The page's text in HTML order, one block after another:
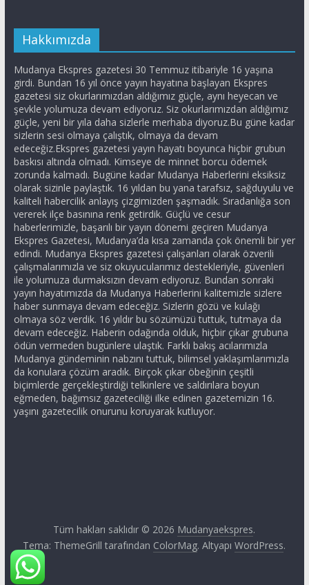
Hakkımızda
Mudanya Ekspres gazetesi 30 Temmuz itibariyle 16 yaşına
girdi. Bundan 16 yıl önce yayın hayatına başlayan Ekspres
gazetesi siz okurlarımızdan aldığımız güçle, aynı heyecan ve
şevkle yolumuza devam ediyoruz. Siz okurlarımızdan aldığımız
güçle, yeni bir yıla daha sizlerle merhaba diyoruz.Bu güne kadar
sizlerin sesi olmaya çalıştık, olmaya da devam
edeceğiz.Ekspres gazetesi yayın hayatı boyunca hiçbir grubun
baskısı altında olmadı. Kimseye de minnet borcu ödemek
zorunda kalmadı. Bugüne kadar Mudanya Haberlerini eksiksiz
olarak sizinle paylaştık. 16 yıldan bu yana tarafsız, sağduyulu ve
kaliteli habercilik anlayış çizgimizden şaşmadık. Sıradanlığa son
vererek ilçe basınına renk getirdik. Güçlü ve cesur
haberlerimizle, başarılı bir yayın dönemi geçiren Mudanya
Ekspres Gazetesi, Mudanya’da kısa zamanda çok önemli bir yer
edindi. Mudanya Ekspres gazetesi çalışanları olarak özverili
çalışmalarımızla ve siz okuyucularımız destekleriyle, güvenleri
ile yolumuza durmaksızın devam ediyoruz. Bundan sonraki
yayın hayatımızda da Mudanya Haberlerini kalitemizle sizlere
haber sunmaya devam edeceğiz. Sizlerin gözü ve kulağı
olmaya söz verdik. 16 yıldır bu sözümüzü tuttuk, tutmaya da
devam edeceğiz. Haberin odağında olduk, hiçbir çıkar grubuna
ödün vermeden bugünlere ulaştık. Farklı bakış acılarımızla
Mudanya gündeminin nabzını tuttuk, bilimsel yaklaşımlarımızla
da konulara çözüm aradık. Birçok çıkar öbeğinin çeşitli
biçimlerde gerçekleştirdiği telkinlere ve saldırılara boyun
eğmeden, bağımsız gazeteciliği ilke edinen gazetemizin 16.
yaşını gazetecilik onurunu koruyarak kutluyor.
Tüm hakları saklıdır © 2026 Mudanyaekspres.
Tema: ThemeGrill tarafından ColorMag. AltyapıWordPress.